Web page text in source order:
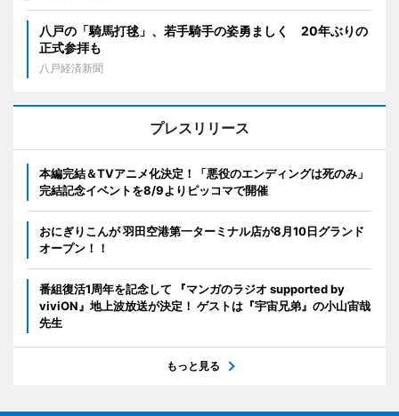
八戸の「騎馬打毬」、若手騎手の姿勇ましく 20年ぶりの
正式参拝も
八戸経済新聞
プレスリリース
本編完結＆TVアニメ化決定！「悪役のエンディングは死のみ」
完結記念イベントを8/9よりピッコマで開催
おにぎりこんが 羽田空港第一ターミナル店が8月10日グランド
オープン！！
番組復活1周年を記念して 『マンガのラジオ supported by
viviON』地上波放送が決定！ ゲストは『宇宙兄弟』の小山宙哉
先生
もっと見る